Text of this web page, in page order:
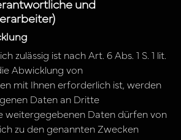
und
zulässig ist nach Art. 6 Abs. 1 S. 1 lit.
Abwicklung von
mit Ihnen erforderlich ist, werden
Daten an Dritte
weitergegebenen Daten dürfen von
zu den genannten Zwecken